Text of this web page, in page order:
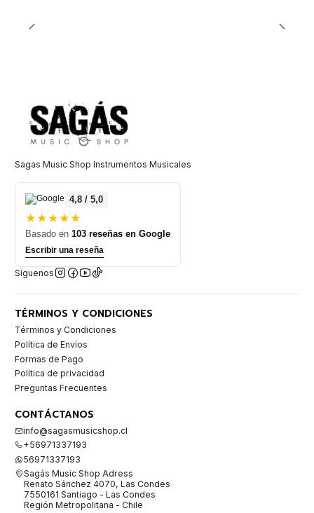
Sagas Music Shop Instrumentos Musicales
4,8 / 5,0
★★★★★
Basado en 103 reseñas en Google
Escribir una reseña
Síguenos
TÉRMINOS Y CONDICIONES
Términos y Condiciones
Política de Envíos
Formas de Pago
Política de privacidad
Preguntas Frecuentes
CONTÁCTANOS
info@sagasmusicshop.cl
+56971337193
56971337193
Sagás Music Shop Adress
Renato Sánchez 4070, Las Condes
7550161 Santiago - Las Condes
Región Metropolitana - Chile